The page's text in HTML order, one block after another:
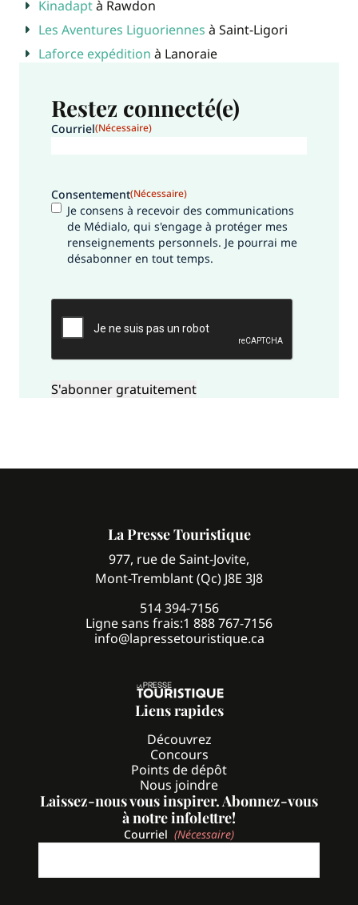
Kinadaptà Rawdon
Les Aventures Liguoriennes à Saint-Ligori
Laforce expédition à Lanoraie
Restez connecté(e)
Courriel(Nécessaire)
Consentement(Nécessaire)
Je consens à recevoir des communications
de Médialo, qui s'engage à protéger mes
renseignements personnels. Je pourrai me
désabonner en tout temps.
CAPTCHA
La Presse Touristique
977, rue de Saint-Jovite,
Mont-Tremblant (Qc) J8E 3J8
514 394-7156
Ligne sans frais:1 888 767-7156
info@lapressetouristique.ca
Liens rapides
Découvrez
Concours
Points de dépôt
Nous joindre
Laissez-nous vous inspirer. Abonnez-vous
à notre infolettre!
Courriel (Nécessaire)